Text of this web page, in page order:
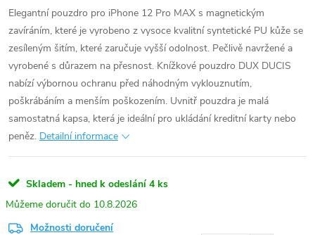
Elegantní pouzdro pro iPhone 12 Pro MAX s magnetickým
zavíráním, které je vyrobeno z vysoce kvalitní syntetické PU kůže se
zesíleným šitím, které zaručuje vyšší odolnost. Pečlivě navržené a
vyrobené s důrazem na přesnost. Knížkové pouzdro DUX DUCIS
nabízí výbornou ochranu před náhodným vyklouznutím,
poškrábáním a menším poškozením. Uvnitř pouzdra je malá
samostatná kapsa, která je ideální pro ukládání kreditní karty nebo
peněz. Detailní informace
Skladem - hned k odeslání 4 ks
10.8.2026
Možnosti doručení